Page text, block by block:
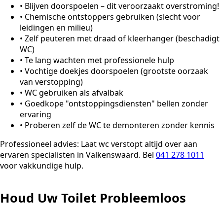
• Blijven doorspoelen – dit veroorzaakt overstroming!
• Chemische ontstoppers gebruiken (slecht voor
leidingen en milieu)
• Zelf peuteren met draad of kleerhanger (beschadigt
WC)
• Te lang wachten met professionele hulp
• Vochtige doekjes doorspoelen (grootste oorzaak
van verstopping)
• WC gebruiken als afvalbak
• Goedkope "ontstoppingsdiensten" bellen zonder
ervaring
• Proberen zelf de WC te demonteren zonder kennis
Professioneel advies: Laat wc verstopt altijd over aan
ervaren specialisten in Valkenswaard. Bel 041 278 1011
voor vakkundige hulp.
Houd Uw Toilet Probleemloos